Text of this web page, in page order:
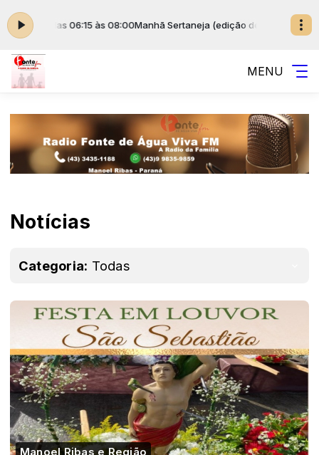
das 06:15 às 08:00Manhã Sertaneja (edição de sábado) com
MENU
Notícias
Categoria: Todas
Manoel Ribas e Região